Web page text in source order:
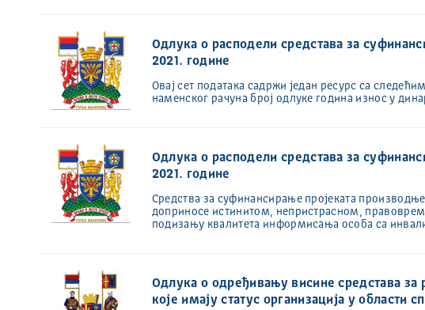
Одлука о расподели средстава за
2021. године
Овај сет података садржи један ресурс са
наменског рачуна број одлуке година износ у
Одлука о расподели средстава за
2021. године
Средства за суфинансирање пројеката
доприносе истинитом, непристрасном,
подизању квалитета информисања особа са
Одлука о одређивању висине средстава
које имају статус организација у области